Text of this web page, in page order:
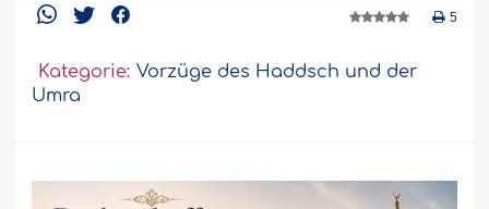
5
Kategorie: Vorzüge des Haddsch und der
Umra